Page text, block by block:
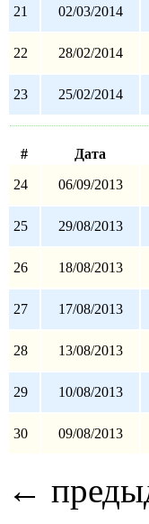
21 02/03/2014
22 28/02/2014
23 25/02/2014
# Дата
24
06/09/2013
25 29/08/2013
26 18/08/2013
27 17/08/2013
28 13/08/2013
29 10/08/2013
30 09/08/2013
←